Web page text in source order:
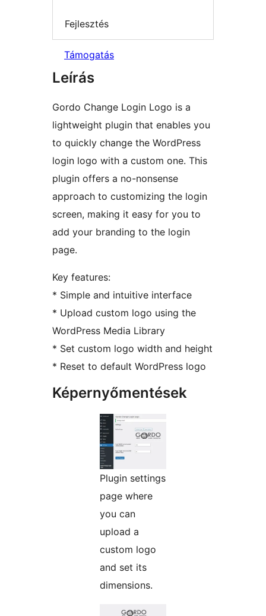
Fejlesztés
Támogatás
Leírás
Gordo Change Login Logo is a
lightweight plugin that enables you
to quickly change the WordPress
login logo with a custom one. This
plugin offers a no-nonsense
approach to customizing the login
screen, making it easy for you to
add your branding to the login
page.
Key features:
* Simple and intuitive interface
* Upload custom logo using the
WordPress Media Library
* Set custom logo width and height
* Reset to default WordPress logo
Képernyőmentések
Plugin settings
page where
you can
upload a
custom logo
and set its
dimensions.